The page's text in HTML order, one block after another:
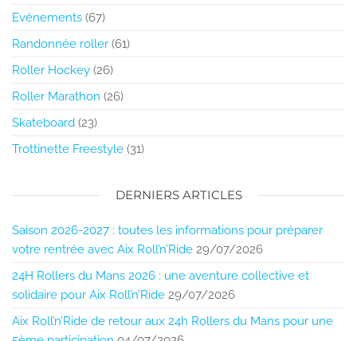
Evénements (67)
Randonnée roller (61)
Roller Hockey (26)
Roller Marathon (26)
Skateboard (23)
Trottinette Freestyle (31)
DERNIERS ARTICLES
Saison 2026-2027 : toutes les informations pour préparer
votre rentrée avec Aix Roll’n’Ride 29/07/2026
24H Rollers du Mans 2026 : une aventure collective et
solidaire pour Aix Roll’n’Ride 29/07/2026
Aix Roll’n’Ride de retour aux 24h Rollers du Mans pour une